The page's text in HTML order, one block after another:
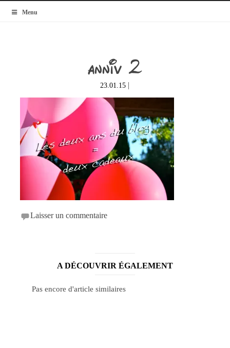
Menu
MyBlogMode
anniv 2
23.01.15 |
Laisser un commentaire
A DÉCOUVRIR ÉGALEMENT
Pas encore d'article similaires